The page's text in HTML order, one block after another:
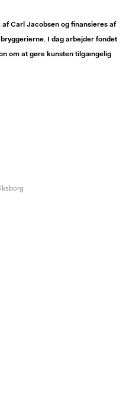
Carl Jacobsen og finansieres af
I dag arbejder fondet
om at gøre kunsten tilgængelig